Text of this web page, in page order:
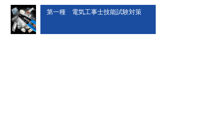
第一種 電気工事士技能試験対策